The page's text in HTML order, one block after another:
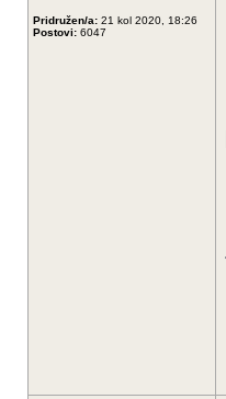
Pridružen/a: 21 kol 2020, 18:26
Postovi: 6047